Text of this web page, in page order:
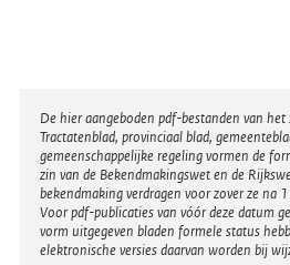
Disclaimer
De hier aangeboden pdf-bestanden van het
Tractatenblad, provinciaal blad,
gemeenschappelijke regeling vormen de
zin van de Bekendmakingswet en de
bekendmaking verdragen voor zover ze na
Voor pdf-publicaties van vóór deze datum
vorm uitgegeven bladen formele status
elektronische versies daarvan worden bij